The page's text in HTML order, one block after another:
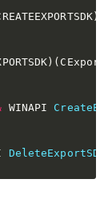
)
) (
WINAPI
DeleteExportSDK